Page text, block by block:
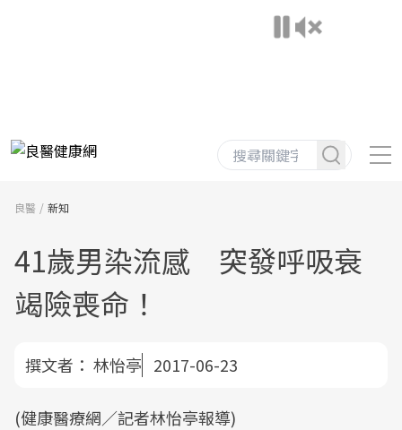
良醫 新知
41歲男染流感 突發呼吸衰
竭險喪命！
撰文者： 林怡亭 2017-06-23
(健康醫療網／記者林怡亭報導)